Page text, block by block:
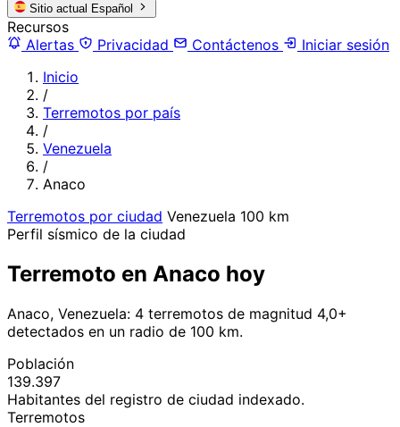
Sitio actual Español
Recursos
Alertas
Privacidad Contáctenos
Iniciar sesión
Inicio
/
Terremotos por país
/
Venezuela
/
Anaco
Terremotos por ciudad Venezuela 100 km
Perfil sísmico de la ciudad
Terremoto en Anaco hoy
Anaco, Venezuela: 4 terremotos de magnitud 4,0+
detectados en un radio de 100 km.
Población
139.397
Habitantes del registro de ciudad indexado.
Terremotos